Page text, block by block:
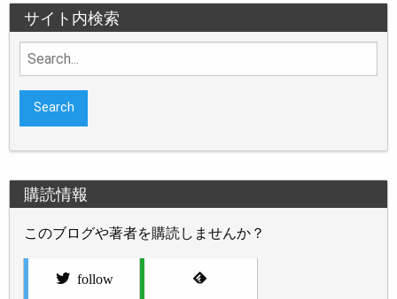
サイト内検索
Search
for:
購読情報
このブログや著者を購読しませんか？
follow